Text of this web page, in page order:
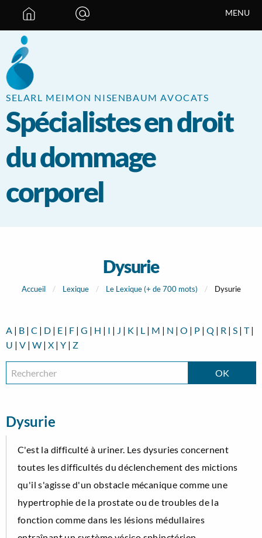
SELARL MEIMON NISENBAUM AVOCATS
Spécialistes en droit
du dommage
corporel
Dysurie
Accueil Lexique Le Lexique (+ de 700 mots) Dysurie
A | B | C | D | E | F | G | H | I | J | K | L | M | N | O | P | Q | R | S | T|
U | V | W | X | Y | Z
Dysurie
C'est la difficulté à uriner. Les dysuries concernent
toutes les difficultés du déclenchement des mictions
qu'il s'agisse d'un obstacle mécanique comme une
hypertrophie de la prostate ou de troubles de la
fonction comme dans les lésions médullaires
MENU
Panneau de gestion des cookies